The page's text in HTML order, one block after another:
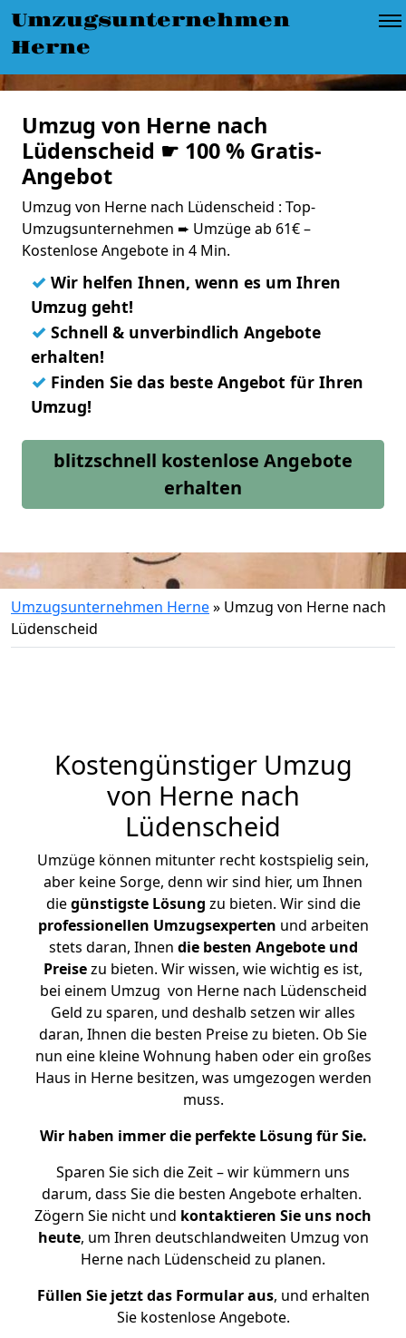
Umzugsunternehmen
Herne
Umzug von Herne nach
Lüdenscheid ☛ 100 % Gratis-
Angebot
Umzug von Herne nach Lüdenscheid : Top-
Umzugsunternehmen ➨ Umzüge ab 61€ –
Kostenlose Angebote in 4 Min.
✓ Wir helfen Ihnen, wenn es um Ihren
Umzug geht!
✓ Schnell & unverbindlich Angebote
erhalten!
✓ Finden Sie das beste Angebot für Ihren
Umzug!
blitzschnell kostenlose Angebote
erhalten
Umzugsunternehmen Herne» Umzug von Herne nach
Lüdenscheid
Kostengünstiger Umzug
von Herne nach
Lüdenscheid
Umzüge können mitunter recht kostspielig sein,
aber keine Sorge, denn wir sind hier, um Ihnen
diegünstigste Lösung zu bieten. Wir sind die
professionellen Umzugsexperten und arbeiten
stets daran, Ihnen die besten Angebote und
Preisezu bieten. Wir wissen, wie wichtig es ist,
bei einem Umzug von Herne nach Lüdenscheid
Geld zu sparen, und deshalb setzen wir alles
daran, Ihnen die besten Preise zu bieten. Ob Sie
nun eine kleine Wohnung haben oder ein großes
Haus in Herne besitzen, was umgezogen werden
muss.
Wir haben immer die perfekte Lösung für Sie.
Sparen Sie sich die Zeit – wir kümmern uns
darum, dass Sie die besten Angebote erhalten.
Zögern Sie nicht und kontaktieren Sie uns noch
heute, um Ihren deutschlandweiten Umzug von
Herne nach Lüdenscheid zu planen.
Füllen Sie jetzt das Formular aus, und erhalten
Sie kostenlose Angebote.